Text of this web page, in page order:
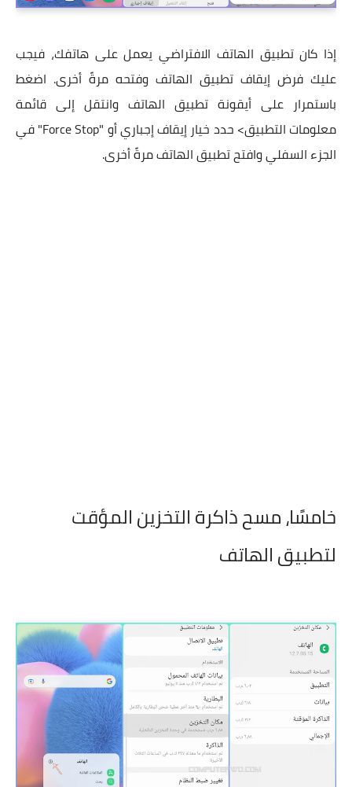
إذا كان تطبيق الهاتف الافتراضي يعمل على هاتفك، فيجب
عليك فرض إيقاف تطبيق الهاتف وفتحه مرةً أخرى. اضغط
باستمرار على أيقونة تطبيق الهاتف وانتقل إلى قائمة
معلومات التطبيق> حدد خيار إيقاف إجباري أو "Force Stop" في
الجزء السفلي وافتح تطبيق الهاتف مرةً أخرى.
خامسًا،مسح ذاكرة التخزين المؤقت
لتطبيق الهاتف